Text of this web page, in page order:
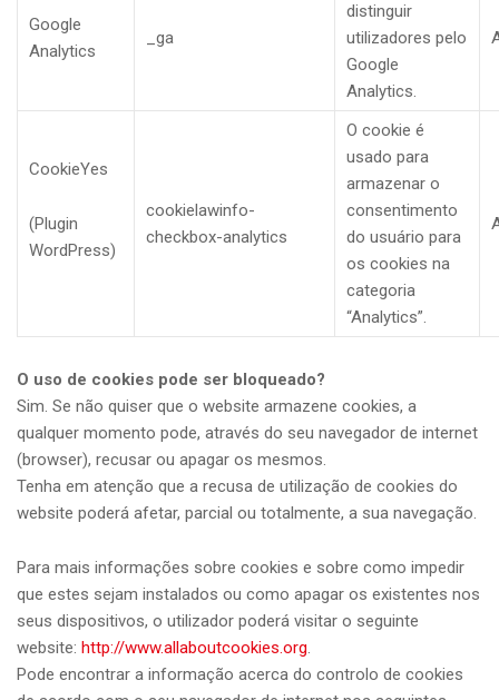
Google
Analytics
_ga
distinguir
utilizadores pelo
Google
Analytics.
CookieYes
(Plugin
WordPress)
cookielawinfo-
checkbox-analytics
O cookie é
usado para
armazenar o
consentimento
do usuário para
os cookies na
categoria
“Analytics”.
O uso de cookies pode ser bloqueado?
Sim. Se não quiser que o website armazene cookies, a
qualquer momento pode, através do seu navegador de internet
(browser), recusar ou apagar os mesmos.
Tenha em atenção que a recusa de utilização de cookies do
website poderá afetar, parcial ou totalmente, a sua navegação.
Para mais informações sobre cookies e sobre como impedir
que estes sejam instalados ou como apagar os existentes nos
seus dispositivos, o utilizador poderá visitar o seguinte
website: http://www.allaboutcookies.org.
Pode encontrar a informação acerca do controlo de cookies